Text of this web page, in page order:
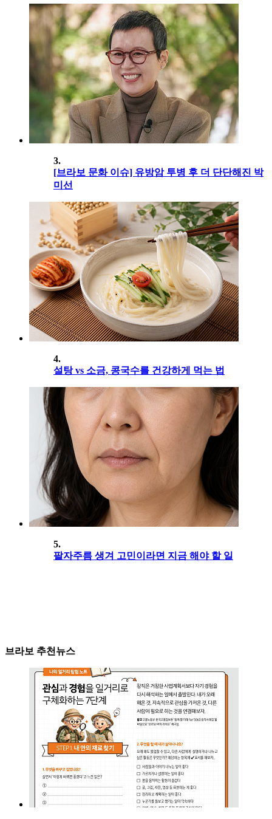
3.
[브라보 문화 이슈] 유방암 투병 후 더 단단해진 박
미선
4.
설탕 vs 소금, 콩국수를 건강하게 먹는 법
5.
팔자주름 생겨 고민이라면 지금 해야 할 일
브라보 추천뉴스